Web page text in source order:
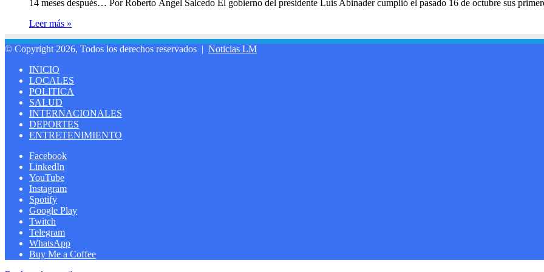
14 meses después… Por Roberto Ángel Salcedo El gobierno del presidente Luis Abinader cumplió el pasado 16 de octubre sus
Leer más »
© Copyright 2026, Todos los derechos reservados | Noticias LM
INICIO
LOCALES
POLITICA
SALUD
INTERNACIONALES
DEPORTES
ENTRETENIMIENTO
Facebook
LinkedIn
YouTube
Instagram
Spotify
Google Play
Twitch
Telegram
WhatsApp
Buy Me a Coffee